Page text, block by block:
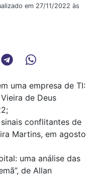
em 27/11/2022 às
uma empresa de TI:
de Deus
conflitantes de
Martins, em agosto
uma análise das
de Allan